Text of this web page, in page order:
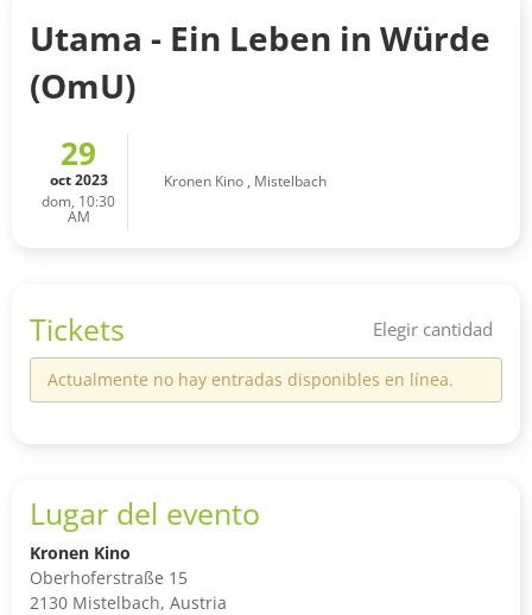
Utama - Ein Leben in Würde
(OmU)
29
oct 2023
dom, 10:30
AM
Kronen Kino , Mistelbach
Tickets Elegir cantidad
Actualmente no hay entradas disponibles en línea.
Lugar del evento
Kronen Kino
Oberhoferstraße 15
2130 Mistelbach, Austria